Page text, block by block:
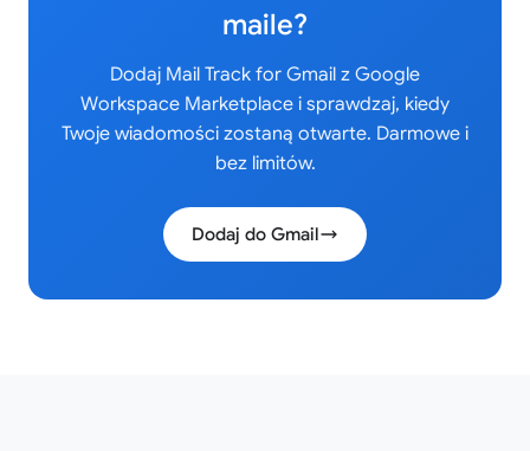
maile?
Dodaj Mail Track for Gmail z Google
Workspace Marketplace i sprawdzaj, kiedy
Twoje wiadomości zostaną otwarte. Darmowe i
bez limitów.
Dodaj do Gmail